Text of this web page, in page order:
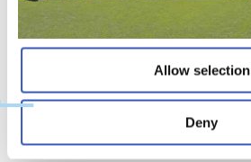
Allow selection
Deny